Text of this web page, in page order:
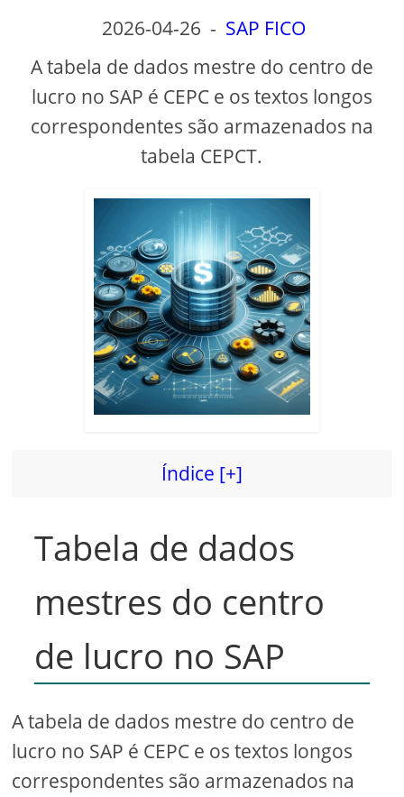
V
i
d
e
o
2026-04-26 - SAP FICO
A tabela de dados mestre do centro de
lucro no SAP é CEPC e os textos longos
correspondentes são armazenados na
tabela CEPCT.
Índice [+]
Tabela de dados
mestres do centro
de lucro no SAP
A tabela de dados mestre do centro de
lucro no SAP é CEPC e os textos longos
correspondentes são armazenados na